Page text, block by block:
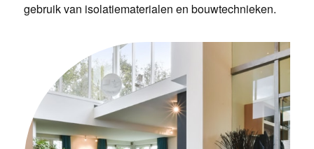
gebruik van isolatiematerialen en bouwtechnieken.